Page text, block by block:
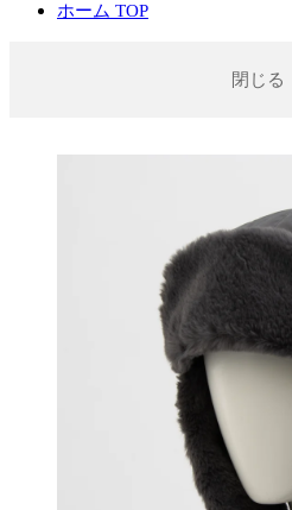
ホーム TOP
閉じる